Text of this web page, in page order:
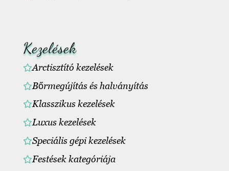
Kezelések
Arctisztító kezelések
Bőrmegújítás és halványítás
Klasszikus kezelések
Luxus kezelések
Speciális gépi kezelések
Festések kategóriája